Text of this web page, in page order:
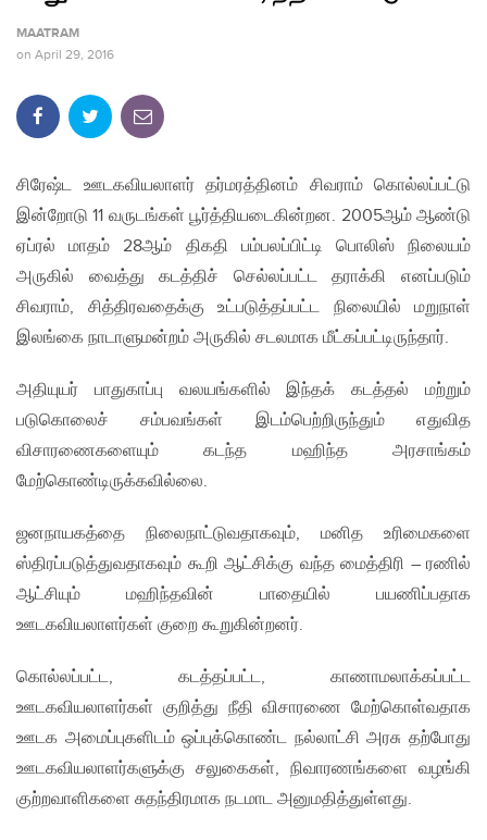
MAATRAM
on April 29, 2016
சிரேஷ்ட ஊடகவியலாளர் தர்மரத்தினம் சிவராம் கொல்லப்பட்டு
இன்றோடு 11 வருடங்கள் பூர்த்தியடைகின்றன. 2005ஆம் ஆண்டு
ஏப்ரல் மாதம் 28ஆம் திகதி பம்பலப்பிட்டி பொலிஸ் நிலையம்
அருகில் வைத்து கடத்திச் செல்லப்பட்ட தராக்கி எனப்படும்
சிவராம், சித்திரவதைக்கு உட்படுத்தப்பட்ட நிலையில் மறுநாள்
இலங்கை நாடாளுமன்றம் அருகில் சடலமாக மீட்கப்பட்டிருந்தார்.
அதியுயர் பாதுகாப்பு வலயங்களில் இந்தக் கடத்தல் மற்றும்
படுகொலைச் சம்பவங்கள் இடம்பெற்றிருந்தும் எதுவித
விசாரணைகளையும் கடந்த மஹிந்த அரசாங்கம்
மேற்கொண்டிருக்கவில்லை.
ஜனநாயகத்தை நிலைநாட்டுவதாகவும், மனித உரிமைகளை
ஸ்திரப்படுத்துவதாகவும் கூறி ஆட்சிக்கு வந்த மைத்திரி – ரணில்
ஆட்சியும் மஹிந்தவின் பாதையில் பயணிப்பதாக
ஊடகவியலாளர்கள் குறை கூறுகின்றனர்.
கொல்லப்பட்ட, கடத்தப்பட்ட, காணாமலாக்கப்பட்ட
ஊடகவியலாளர்கள் குறித்து நீதி விசாரணை மேற்கொள்வதாக
ஊடக அமைப்புகளிடம் ஒப்புக்கொண்ட நல்லாட்சி அரசு தற்போது
ஊடகவியலாளர்களுக்கு சலுகைகள், நிவாரணங்களை வழங்கி
குற்றவாளிகளை சுதந்திரமாக நடமாட அனுமதித்துள்ளது.